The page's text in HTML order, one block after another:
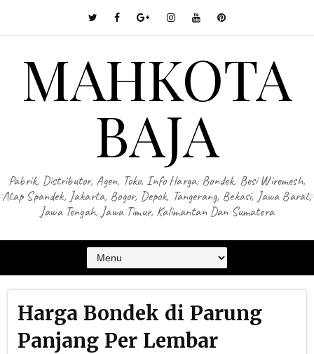
MAHKOTA
BAJA
Pabrik, Distributor, Agen, Toko, Info Harga, Bondek, Besi Wiremesh,
Atap Spandek, Jakarta, Bogor, Depok, Tangerang, Bekasi, Jawa Barat,
Jawa Tengah, Jawa Timur, Kalimantan Dan Sumatera
Harga Bondek di Parung
Panjang Per Lembar